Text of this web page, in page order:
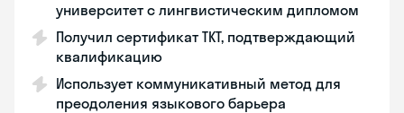
университет с лингвистическим дипломом
Получил сертификат TKT, подтверждающий
квалификацию
Использует коммуникативный метод для
преодоления языкового барьера